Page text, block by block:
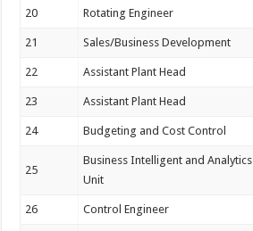
20 Rotating Engineer
21 Sales/Business Development
22 Assistant Plant Head
23 Assistant Plant Head
24 Budgeting and Cost Control
25
Business Intelligent and Analytics
Unit
26 Control Engineer